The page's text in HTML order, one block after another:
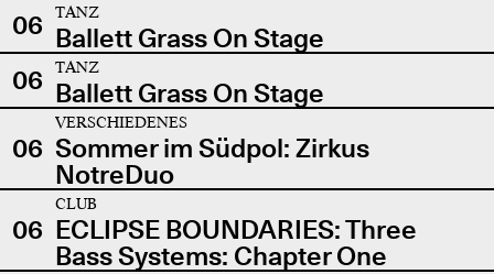
06
TANZ
Ballett Grass On Stage
06
TANZ
Ballett Grass On Stage
06
VERSCHIEDENES
Sommer im Südpol: Zirkus
NotreDuo
06
CLUB
ECLIPSE BOUNDARIES: Three
Bass Systems: Chapter One